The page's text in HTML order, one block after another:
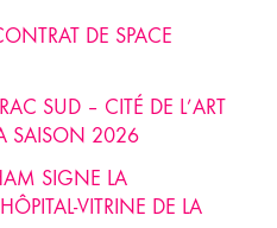
DE SPACE
SUD – CITÉ DE L’ART
SAISON 2026
SIGNE LA
VITRINE DE LA